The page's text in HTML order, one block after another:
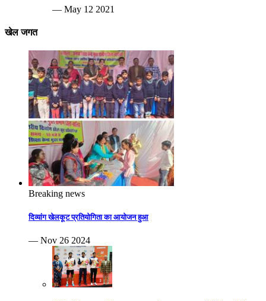
— May 12 2021
खेल जगत
Breaking news
दिव्यांग खेलकूट प्रतियोगिता का आयोजन हुआ
— Nov 26 2024